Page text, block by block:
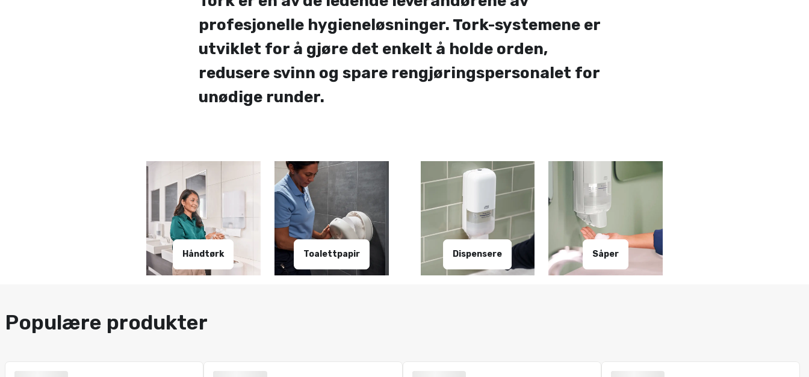
profesjonelle hygieneløsninger. Tork-systemene er
utviklet for å gjøre det enkelt å holde orden,
redusere svinn og spare rengjøringspersonalet for
unødige runder.
Håndtørk Toalettpapir Dispensere Såper
Populære produkter